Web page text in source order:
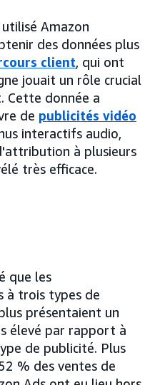
Amazon
des données plus
client, qui ont
jouait un rôle crucial
Cette donnée a
de publicités vidéo
interactifs audio,
à plusieurs
très efficace.
que les
à trois types de
présentaient un
élevé par rapport à
de publicité. Plus
% des ventes de